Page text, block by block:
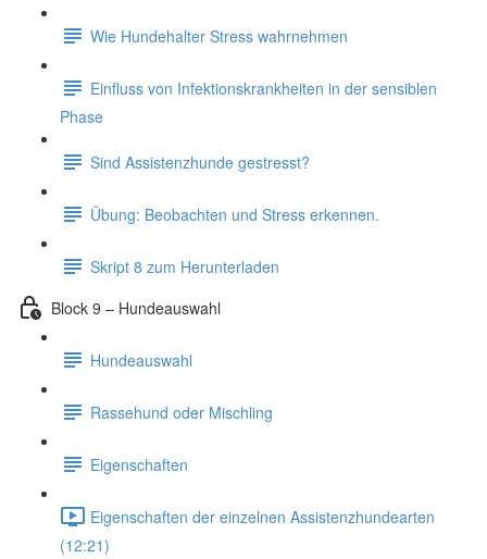
Wie Hundehalter Stress wahrnehmen
Einfluss von Infektionskrankheiten in der sensiblen
Phase
Sind Assistenzhunde gestresst?
Übung: Beobachten und Stress erkennen.
Skript 8 zum Herunterladen
Block 9 – Hundeauswahl
Hundeauswahl
Rassehund oder Mischling
Eigenschaften
Eigenschaften der einzelnen Assistenzhundearten
(12:21)